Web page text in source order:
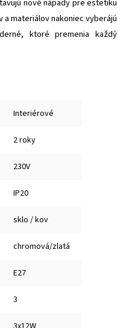
materiálov nakoniec vyberájú
ktoré premenia každý
Interiérové
2 roky
230V
IP20
sklo / kov
chromová/zlatá
E27
3